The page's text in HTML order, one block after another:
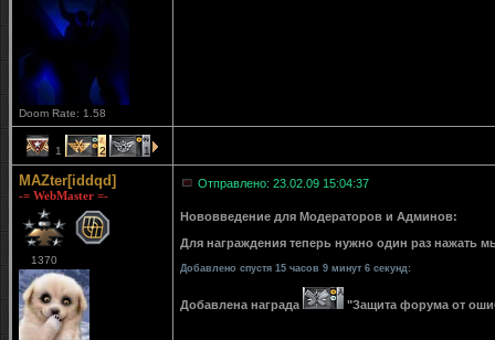
Doom Rate: 1.58
1 2 1
MAZter[iddqd]
-= WebMaster =-
1370
Отправлено: 23.02.09 15:04:37
Нововведение для Модераторов и Админов:
Для награждения теперь нужно один раз нажать
Добавлено спустя 15 часов 9 минут 6 секунд:
Добавлена награда "Защита форума от